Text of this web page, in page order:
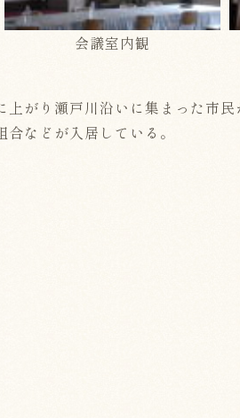
会議室内観
がり瀬戸川沿いに集まった市
などが入居している。